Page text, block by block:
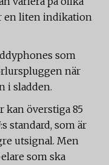
en liten indikation
som
när
i sladden.
kan överstiga 85
standard, som är
utsignal. Men
som ska